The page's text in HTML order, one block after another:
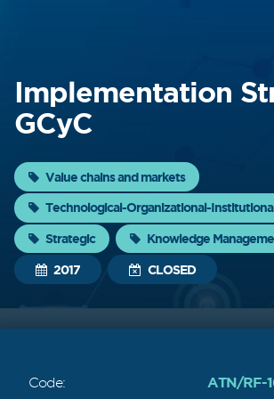
FONTAGRO is a mechanism de
cooperación único que fomenta la
inversión en innovación en el sector
agroalimentario de América Latina y El
Caribe, y promueve plataformas
regionales públicas y privadas. Sar
Know more
Implementation
GCyC
Value chains and markets
Technological-Organizational-
Strategic Knowledge
2017 CLOSED
Code: ATN/RF-